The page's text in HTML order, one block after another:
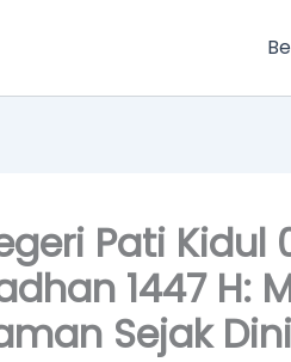
Pati Kidul
1447 H:
Sejak Dini